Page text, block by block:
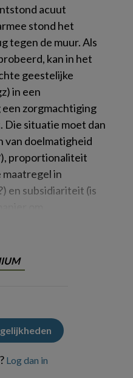
acuut
stond het
tegen de muur. Als
kan in het
geestelijke
in een
zorgmachtiging
situatie moet dan
van doelmatigheid
proportionaliteit
maatregel in
en subsidiariteit (is
Log dan in